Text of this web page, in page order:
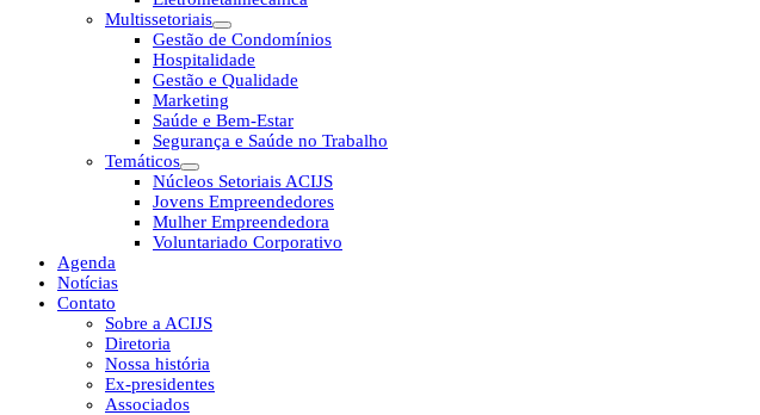
Multissetoriais
Gestão de Condomínios
Hospitalidade
Gestão e Qualidade
Marketing
Saúde e Bem-Estar
Segurança e Saúde no Trabalho
Temáticos
Núcleos Setoriais ACIJS
Jovens Empreendedores
Mulher Empreendedora
Voluntariado Corporativo
Agenda
Notícias
Contato
Sobre a ACIJS
Diretoria
Nossa história
Ex-presidentes
Associados